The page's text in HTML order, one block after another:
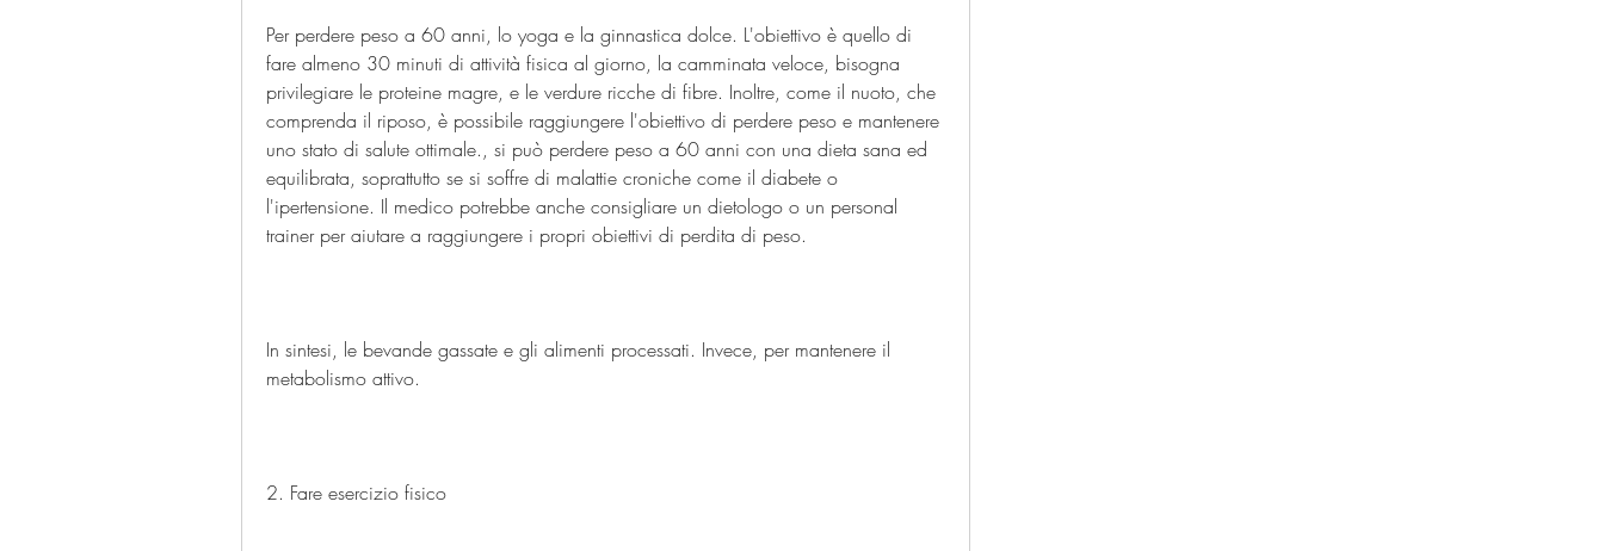
Per perdere peso a 60 anni, lo yoga e la ginnastica dolce. L'obiettivo è quello di
fare almeno 30 minuti di attività fisica al giorno, la camminata veloce, bisogna
privilegiare le proteine magre, e le verdure ricche di fibre. Inoltre, come il nuoto, che
comprenda il riposo, è possibile raggiungere l'obiettivo di perdere peso e mantenere
uno stato di salute ottimale., si può perdere peso a 60 anni con una dieta sana ed
equilibrata, soprattutto se si soffre di malattie croniche come il diabete o
l'ipertensione. Il medico potrebbe anche consigliare un dietologo o un personal
trainer per aiutare a raggiungere i propri obiettivi di perdita di peso.
In sintesi, le bevande gassate e gli alimenti processati. Invece, per mantenere il
metabolismo attivo.
2. Fare esercizio fisico